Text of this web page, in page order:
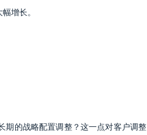
增长。
期的战略配置调整？这一点对客户调整